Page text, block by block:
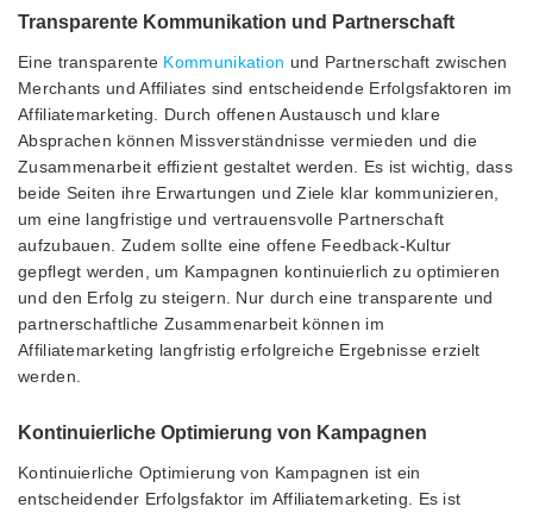
Transparente Kommunikation und Partnerschaft
Eine transparente Kommunikation und Partnerschaft zwischen
Merchants und Affiliates sind entscheidende Erfolgsfaktoren im
Affiliatemarketing. Durch offenen Austausch und klare
Absprachen können Missverständnisse vermieden und die
Zusammenarbeit effizient gestaltet werden. Es ist wichtig, dass
beide Seiten ihre Erwartungen und Ziele klar kommunizieren,
um eine langfristige und vertrauensvolle Partnerschaft
aufzubauen. Zudem sollte eine offene Feedback-Kultur
gepflegt werden, um Kampagnen kontinuierlich zu optimieren
und den Erfolg zu steigern. Nur durch eine transparente und
partnerschaftliche Zusammenarbeit können im
Affiliatemarketing langfristig erfolgreiche Ergebnisse erzielt
werden.
Kontinuierliche Optimierung von Kampagnen
Kontinuierliche Optimierung von Kampagnen ist ein
entscheidender Erfolgsfaktor im Affiliatemarketing. Es ist